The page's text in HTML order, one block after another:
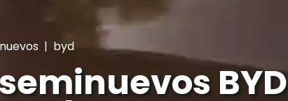
| byd
BYD